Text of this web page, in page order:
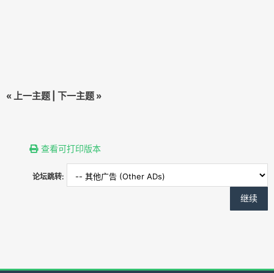
« 上一主题 下一主题 »
查看可打印版本
论坛跳转: